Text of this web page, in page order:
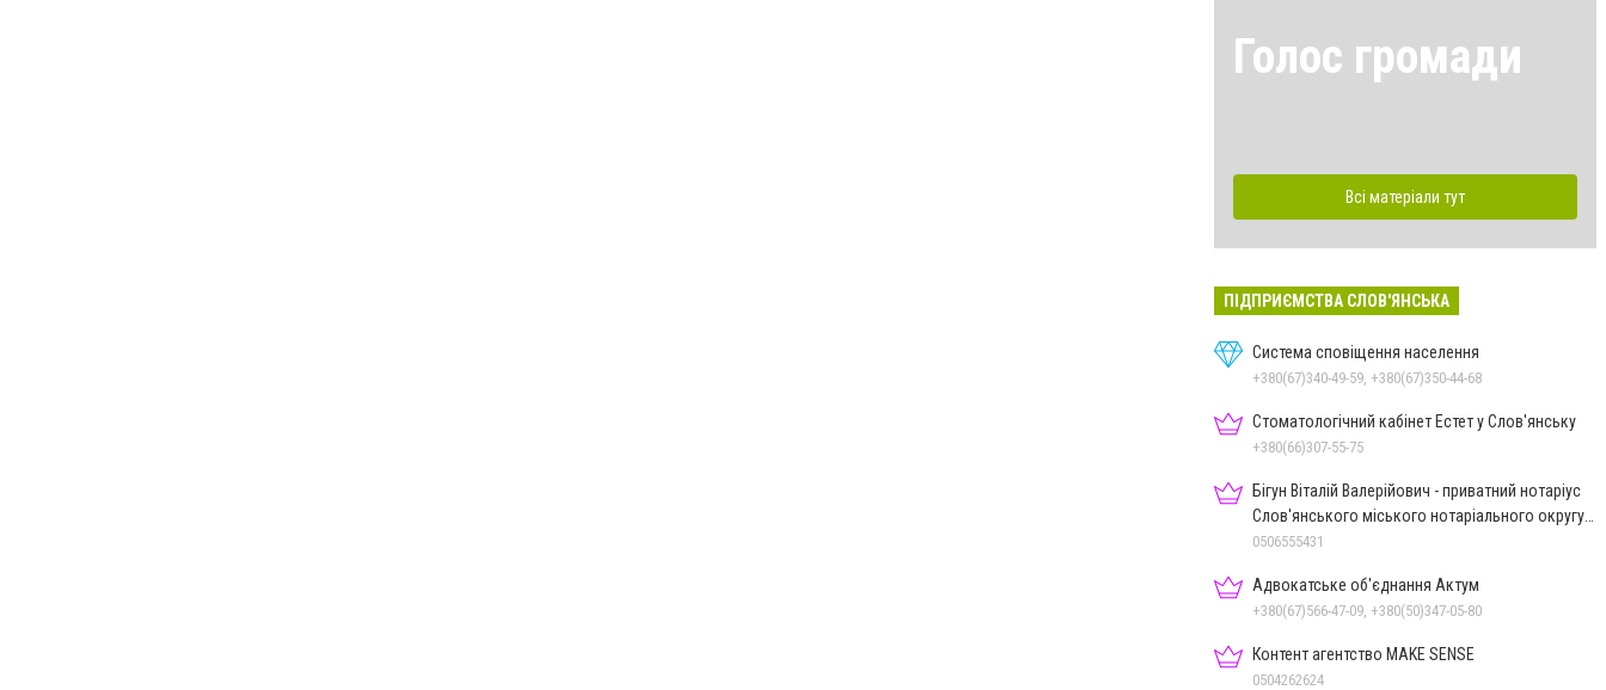
Голос громади
Всі матеріали тут
ПІДПРИЄМСТВА СЛОВ'ЯНСЬКА
Система сповіщення населення
+380(67)340-49-59, +380(67)350-44-68
Стоматологічний кабінет Естет у Слов'янську
+380(66)307-55-75
Бігун Віталій Валерійович - приватний нотаріус
Слов'янського міського нотаріального округу
Дон.обл.
0506555431
Адвокатське об'єднання Актум
+380(67)566-47-09, +380(50)347-05-80
Контент агентство MAKE SENSE
0504262624